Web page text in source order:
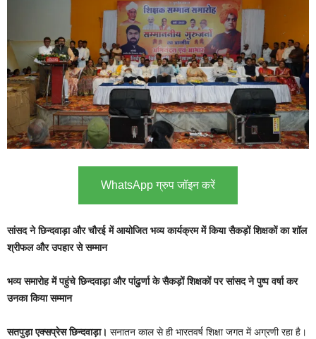
WhatsApp ग्रुप जॉइन करें
सांसद ने छिन्दवाड़ा और चौरई में आयोजित भव्य कार्यक्रम में किया सैकड़ों शिक्षकों का शॉल
श्रीफल और उपहार से सम्मान
भव्य समारोह में पहुंचे छिन्दवाड़ा और पांढुर्णा के सैकड़ों शिक्षकों पर सांसद ने पुष्प वर्षा कर
उनका किया सम्मान
सतपुड़ा एक्सप्रेस छिन्दवाड़ा। सनातन काल से ही भारतवर्ष शिक्षा जगत में अग्रणी रहा है।